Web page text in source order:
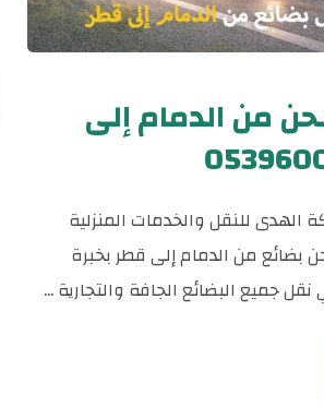
من الدمام إلى
للنقل والخدمات المنزلية
من الدمام إلى قطر بخبرة
جميع البضائع الجافة والتجارية ...